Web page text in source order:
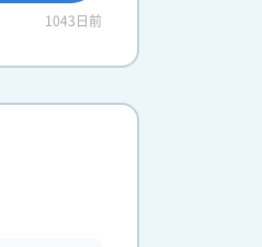
1043日前